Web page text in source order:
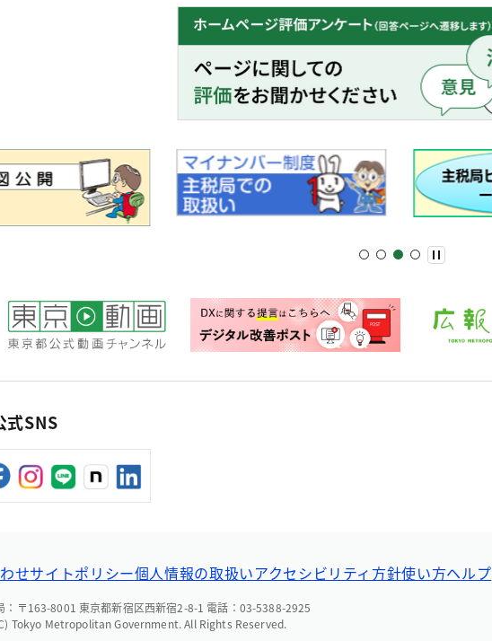
式SNS
せサイトポリシー個人情報の取扱いアクセシビリティ方針使い方ヘルプ
：〒163-8001 東京都新宿区西新宿2-8-1 電話：03-5388-2925
Tokyo Metropolitan Government. All Rights Reserved.